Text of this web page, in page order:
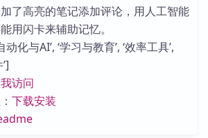
了高亮的笔记添加评论，用人工智能
用闪卡来辅助记忆。
化与AI’, ‘学习与教育’, ‘效率工具’,
访问
下载安装